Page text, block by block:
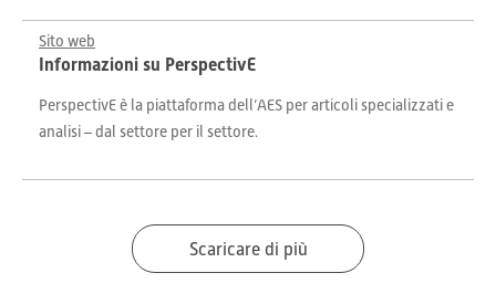
Sito web
Informazioni su PerspectivE
PerspectivE è la piattaforma dell’AES per articoli specializzati e
analisi – dal settore per il settore.
Scaricare di più